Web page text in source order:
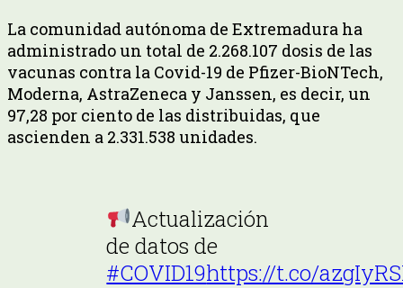
La comunidad autónoma de Extremadura ha
administrado un total de 2.268.107 dosis de las
vacunas contra la Covid-19 de Pfizer-BioNTech,
Moderna, AstraZeneca y Janssen, es decir, un
97,28 por ciento de las distribuidas, que
ascienden a 2.331.538 unidades.
Actualización
de datos de
#COVID19https://t.co/